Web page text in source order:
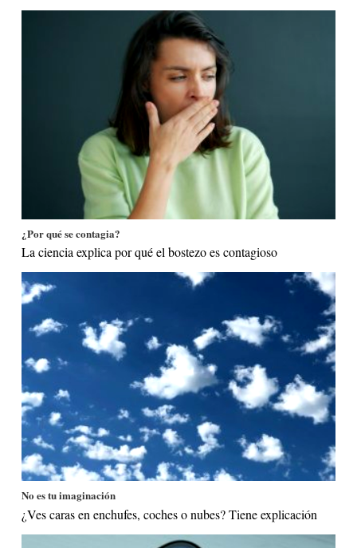
¿Por qué se contagia?
La ciencia explica por qué el bostezo es contagioso
No es tu imaginación
¿Ves caras en enchufes, coches o nubes? Tiene explicación